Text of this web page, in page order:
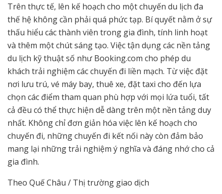
Trên thực tế, lên kế hoạch cho một chuyến du lịch đa
thế hệ không cần phải quá phức tạp. Bí quyết nằm ở sự
thấu hiểu các thành viên trong gia đình, tính linh hoạt
và thêm một chút sáng tạo. Việc tận dụng các nền tảng
du lịch kỹ thuật số như Booking.com cho phép du
khách trải nghiệm các chuyến đi liền mạch. Từ việc đặt
nơi lưu trú, vé máy bay, thuê xe, đặt taxi cho đến lựa
chọn các điểm tham quan phù hợp với mọi lứa tuổi, tất
cả đều có thể thực hiện dễ dàng trên một nền tảng duy
nhất. Không chỉ đơn giản hóa việc lên kế hoạch cho
chuyến đi, những chuyến đi kết nối này còn đảm bảo
mang lại những trải nghiệm ý nghĩa và đáng nhớ cho cả
gia đình.
Theo Quế Châu / Thị trường giao dịch